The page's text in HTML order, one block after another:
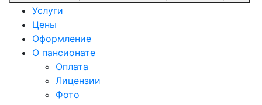
Услуги
Цены
Оформление
О пансионате
Оплата
Лицензии
Фото